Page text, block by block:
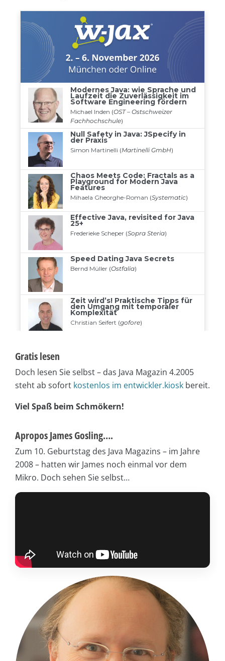
Gratis lesen
Doch lesen Sie selbst – das Java Magazin 4.2005
steht ab sofort kostenlos im entwickler.kiosk bereit.
Viel Spaß beim Schmökern!
Apropos James Gosling….
Zum 10. Geburtstag des Java Magazins – im Jahre
2008 – hatten wir James noch einmal vor dem
Mikro. Doch sehen Sie selbst…